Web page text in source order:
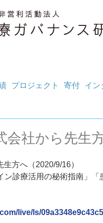
プロジェクト 寄付 イン
会社から先生
方へ（2020/9/16）
ン診療活用の秘術指南」
live/ls/